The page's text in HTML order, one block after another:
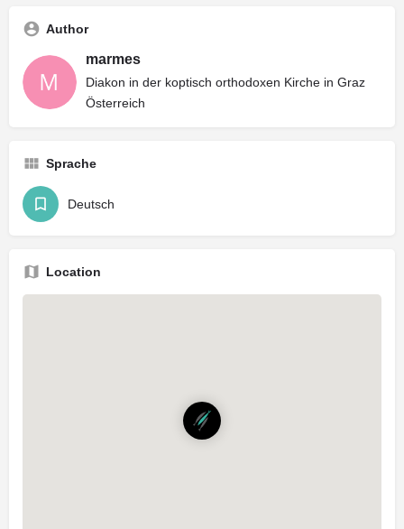
Author
marmes
Diakon in der koptisch orthodoxen Kirche in Graz
Österreich
Sprache
Deutsch
Location